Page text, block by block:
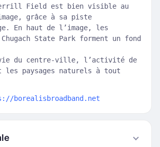
Field est bien visible au
grâce à sa piste
En haut de l’image, les
Chugach State Park forment un fond
vie du centre-ville, l’activité de
les paysages naturels à tout
borealisbroadband.net